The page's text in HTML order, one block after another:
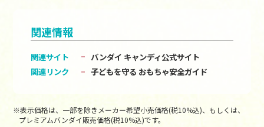
関連情報
関連サイト
バンダイ キャンディ公式サイト
関連リンク
子どもを守る おもちゃ安全ガイド
※表示価格は、一部を除きメーカー希望小売価格(税10%込)、もしくは、
プレミアムバンダイ販売価格(税10%込)です。